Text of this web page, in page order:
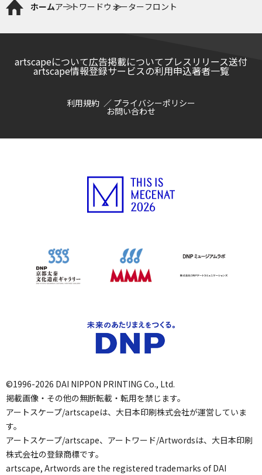
ホームアートワード ウォーターフロント
artscapeについて広告掲載についてプレスリリース送付
artscape情報登録サービスの利用申込著者一覧
利用規約 プライバシーポリシー
お問い合わせ
©1996-2026 DAI NIPPON PRINTING Co., Ltd.
掲載画像・その他の無断転載・転用を禁じます。
アートスケープ/artscapeは、大日本印刷株式会社が運営していま
す。
アートスケープ/artscape、アートワード/Artwordsは、大日本印刷
株式会社の登録商標です。
artscape, Artwords are the registered trademarks of DAI